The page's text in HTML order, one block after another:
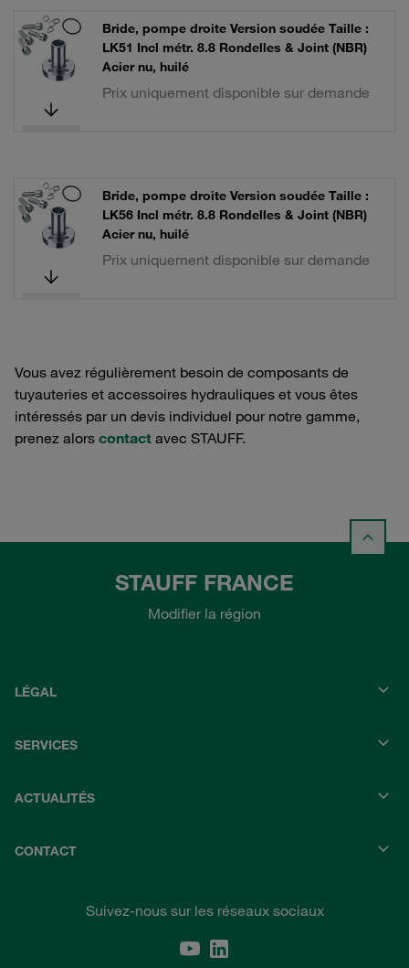
Bride, pompe droite Version soudée Taille :
LK51 Incl métr. 8.8 Rondelles & Joint (NBR)
Acier nu, huilé
Prix uniquement disponible sur demande
Bride, pompe droite Version soudée Taille :
LK56 Incl métr. 8.8 Rondelles & Joint (NBR)
Acier nu, huilé
Prix uniquement disponible sur demande
Vous avez régulièrement besoin de composants de
tuyauteries et accessoires hydrauliques et vous êtes
intéressés par un devis individuel pour notre gamme,
prenez alors contact avec STAUFF.
STAUFF FRANCE
Modifier la région
LÉGAL
SERVICES
ACTUALITÉS
CONTACT
Suivez-nous sur les réseaux sociaux